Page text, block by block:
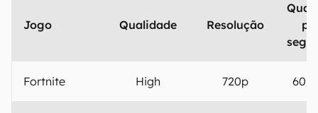
Jogo Qualidade Resolução
Fortnite High 720p 60